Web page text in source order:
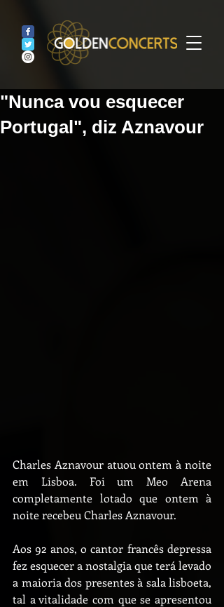
"Nunca vou esquecer
Portugal", diz Aznavour
Charles Aznavour atuou ontem à noite
em Lisboa. Foi um Meo Arena
completamente lotado que ontem à
noite recebeu Charles Aznavour.
Aos 92 anos, o cantor francês depressa
fez esquecer a nostalgia que terá levado
a maioria dos presentes à sala lisboeta,
tal a vitalidade com que se apresentou